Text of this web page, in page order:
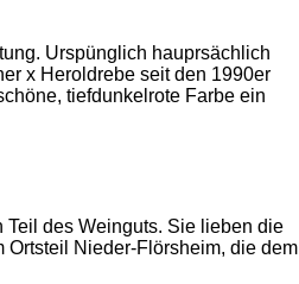
Urspünglich hauprsächlich
x Heroldrebe seit den 1990er
tiefdunkelrote Farbe ein
des Weinguts. Sie lieben die
Nieder-Flörsheim, die dem